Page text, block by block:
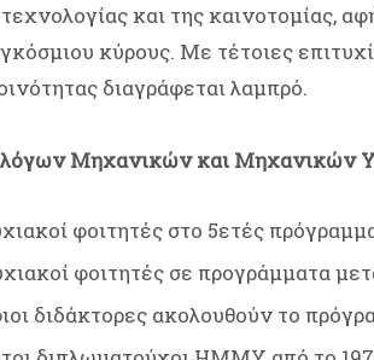
και της καινοτομίας,
κύρους. Με τέτοιες
διαγράφεται λαμπρό.
Μηχανικών και Μηχανικών
φοιτητές στο 5ετές
φοιτητές σε προγράμματα
διδάκτορες ακολουθούν το